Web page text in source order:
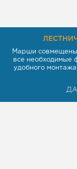
Некоторые
Марши совмещены
все необходимые
удобного